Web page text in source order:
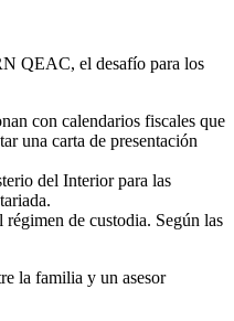
QEAC, el desafío para los
con calendarios fiscales que
una carta de presentación
del Interior para las
de custodia. Según las
la familia y un asesor